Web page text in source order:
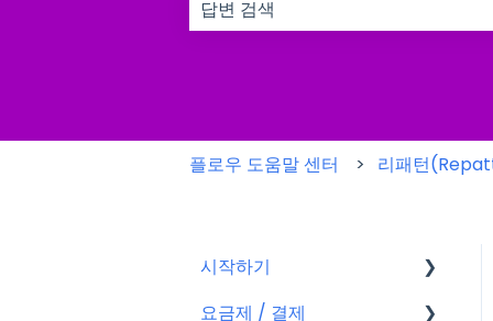
플로우 도움말 센터 리패턴
시작하기
회원가입
요금제 / 결제